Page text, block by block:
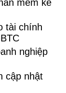
mềm kế
tài chính
nghiệp
cập nhật